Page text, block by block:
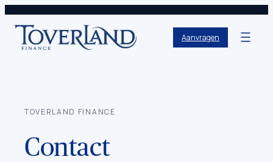
Aanvragen
TOVERLAND FINANCE
Contact